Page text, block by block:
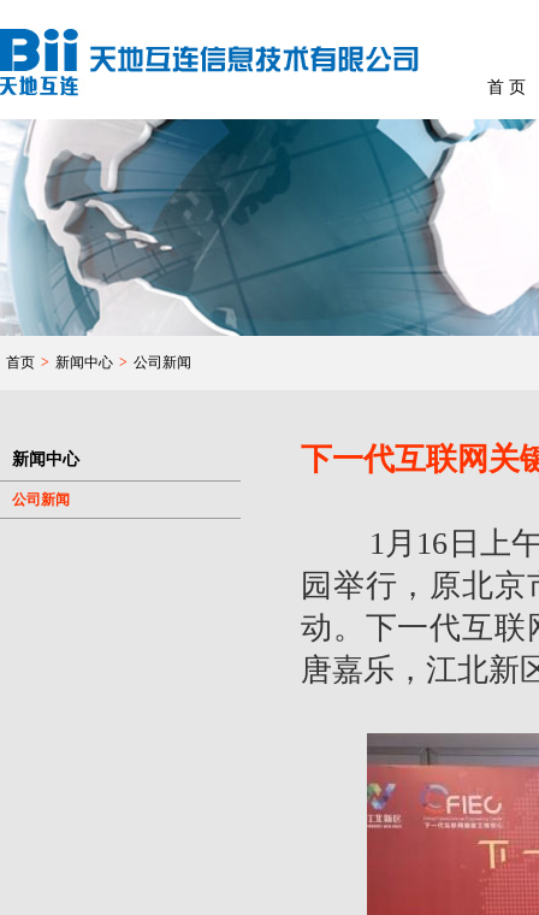
首 页
首页 > 新闻中心 > 公司新闻
新闻中心
公司新闻
下一代互联网关
1月16日上午
园举行，原北
动。下一代互联
唐嘉乐，江北新